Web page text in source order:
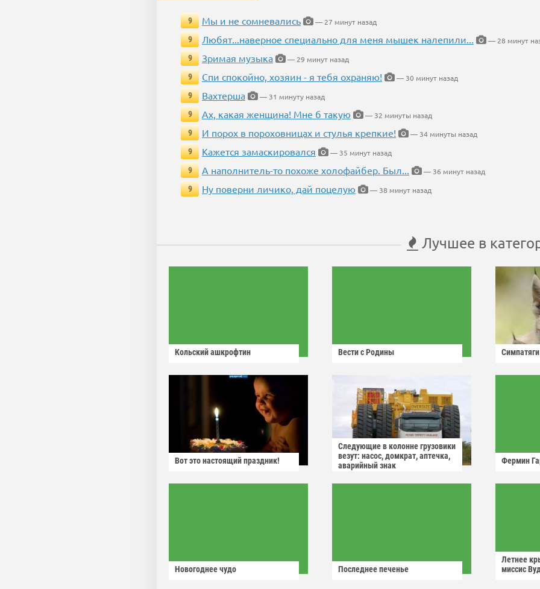
9 Мы и не сомневались
— 27 минут назад
9
Любят...наверное специально для меня мышек налепили...
— 28 минут
9
Зримая музыка
— 29 минут назад
9
Спи спокойно, хозяин - я тебя охраняю!
— 30 минут назад
9
Вахтерша
— 31 минуту назад
9
Ах, какая женщина! Мне б такую
— 32 минуты назад
9
И порох в пороховницах и стулья крепкие!
— 34 минуты назад
9
Кажется замаскировался
— 35 минут назад
9
А наполнитель-то похоже холофайбер. Был...
— 36 минут назад
9
Ну поверни личико, дай поцелую — 38 минут назад
Лучшее в
Кольский ашкрофтин Вести с Родины Симпатяги
Вот это настоящий праздник!
Следующие в колонне грузовики
везут: насос, домкрат, аптечка,
аварийный знак
Фермин
Новогоднее чудо Последнее печенье
Летнее
миссис